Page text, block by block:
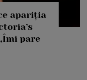
apariția
pare